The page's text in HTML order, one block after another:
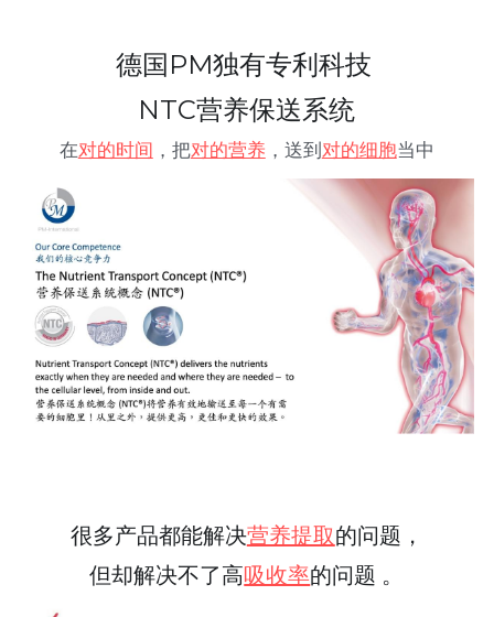
德国PM独有专利科技
NTC营养保送系统
在对的时间 ，把对的营养 ，送到对的细胞当中
很多产品都能解决营养提取的问题，
但却解决不了高吸收率的问题 。